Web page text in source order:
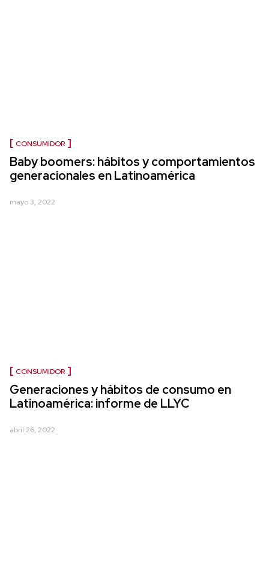
CONSUMIDOR
Baby boomers: hábitos y comportamientos
generacionales en Latinoamérica
mayo 3, 2022
CONSUMIDOR
Generaciones y hábitos de consumo en
Latinoamérica: informe de LLYC
abril 26, 2022